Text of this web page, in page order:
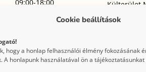
Cookie beállítások
hogy a honlap felhasználói élmény fokozásának
A honlapunk használatával ön a
09:00-18:00
Külterület
utca 1